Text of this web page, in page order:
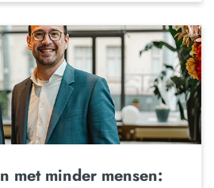
met minder mensen: